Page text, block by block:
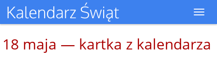
18 maja — kartka z kalendarza